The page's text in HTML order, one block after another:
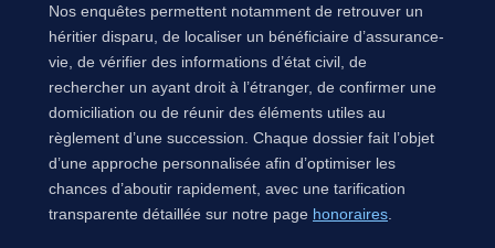
Nos enquêtes permettent notamment de retrouver un
héritier disparu, de localiser un bénéficiaire d’assurance-
vie, de vérifier des informations d’état civil, de
rechercher un ayant droit à l’étranger, de confirmer une
domiciliation ou de réunir des éléments utiles au
règlement d’une succession. Chaque dossier fait l’objet
d’une approche personnalisée afin d’optimiser les
chances d’aboutir rapidement, avec une tarification
transparente détaillée sur notre page honoraires